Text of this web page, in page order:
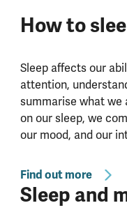
How to
Sleep affects our
attention,
summarise what we
on our sleep, we
our mood, and our
Find out more
Sleep and